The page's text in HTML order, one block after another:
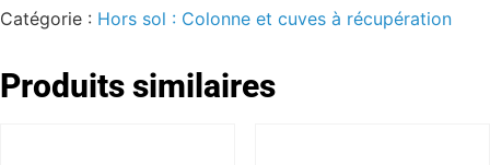
Catégorie : Hors sol : Colonne et cuves à récupération
Produits similaires